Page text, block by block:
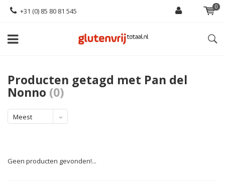
+31 (0) 85 80 81 545 0
Producten getagd met Pan del
Nonno (0)
Meest
Geen producten gevonden!...